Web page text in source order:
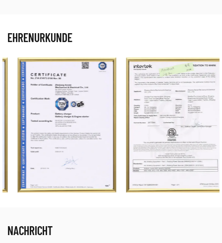
EHRENURKUNDE
NACHRICHT